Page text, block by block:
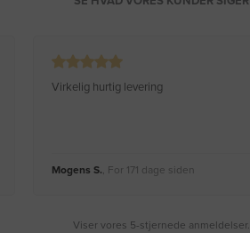
Virkelig hurtig levering
Mogens S., For 171 dage siden
Viser vores 5-stjernede anmeldelser.